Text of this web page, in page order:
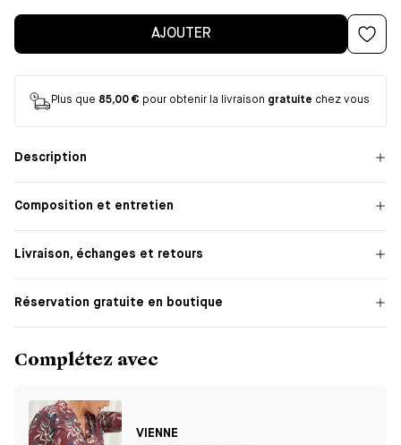
AJOUTER
Plus que 85,00 € pour obtenir la livraison gratuite chez vous
Description
Composition et entretien
Livraison, échanges et retours
Réservation gratuite en boutique
Complétez avec
VIENNE